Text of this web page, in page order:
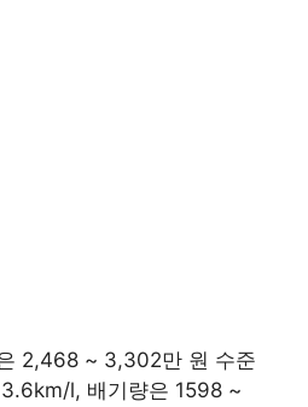
2,468 ~ 3,302만 원 수준
l, 배기량은 1598 ~